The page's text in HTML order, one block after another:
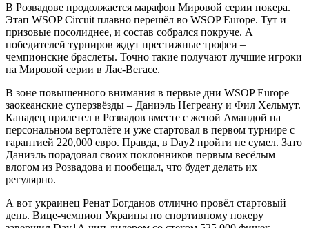
В Розвадове продолжается марафон Мировой серии покера.
Этап WSOP Circuit плавно перешёл во WSOP Europe. Тут и
призовые посолиднее, и состав собрался покруче. А
победителей турниров ждут престижные трофеи –
чемпионские браслеты. Точно такие получают лучшие игроки
на Мировой серии в Лас-Вегасе.
В зоне повышенного внимания в первые дни WSOP Europe
заокеанские суперзвёзды – Даниэль Негреану и Фил Хельмут.
Канадец прилетел в Розвадов вместе с женой Амандой на
персональном вертолёте и уже стартовал в первом турнире c
гарантией 220,000 евро. Правда, в Day2 пройти не сумел. Зато
Даниэль порадовал своих поклонников первым весёлым
влогом из Розвадова и пообещал, что будет делать их
регулярно.
А вот украинец Ренат Богданов отлично провёл стартовый
день. Вице-чемпион Украины по спортивному покеру